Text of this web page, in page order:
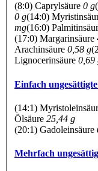
(8:0) Caprylsäure 0 g
0 g(14:0)
mg(16:0)
(17:0) Margarinsäure
Arachinsäure 0,58 g
Lignocerinsäure 0,69
Einfach
(14:1)
Ölsäure 25,44 g
(20:1) Gadoleinsäure
Mehrfach